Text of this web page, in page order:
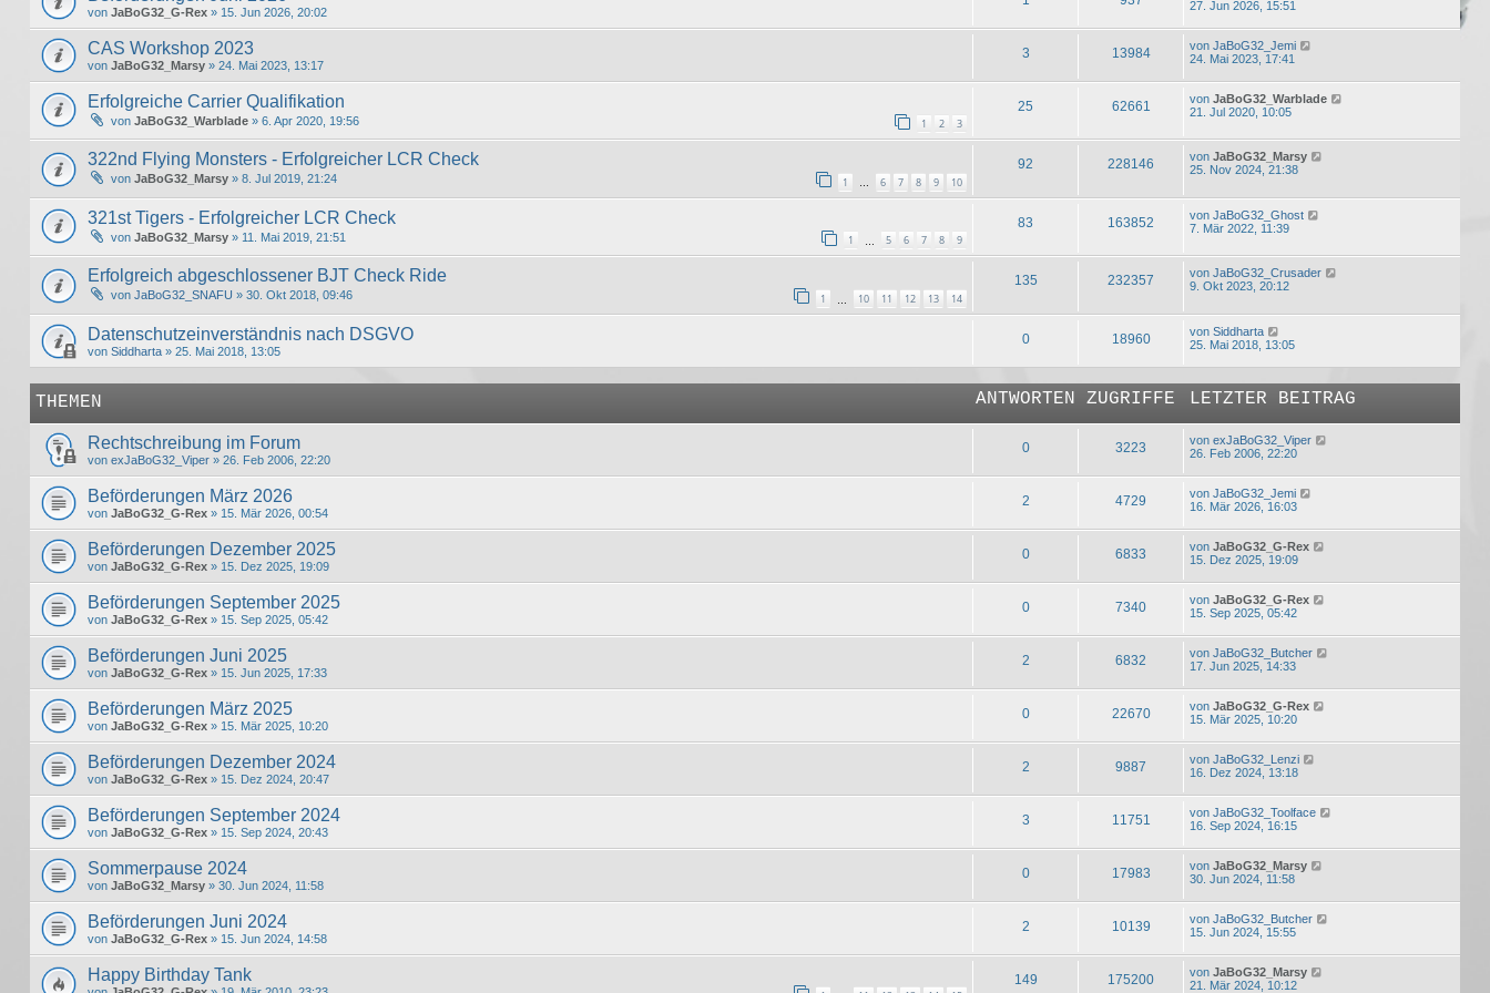
von JaBoG32_G-Rex » 15. Jun 2026, 20:02
27. Jun 2026, 15:51
CAS Workshop 2023
von JaBoG32_Marsy » 24. Mai 2023, 13:17
3 13984 von JaBoG32_Jemi
24. Mai 2023, 17:41
Erfolgreiche Carrier Qualifikation
von JaBoG32_Warblade » 6. Apr 2020, 19:56 1 2 3
25 62661 von JaBoG32_Warblade
21. Jul 2020, 10:05
322nd Flying Monsters - Erfolgreicher LCR Check
von JaBoG32_Marsy » 8. Jul 2019, 21:24 1 … 6 7 8 9 10
92 228146 von JaBoG32_Marsy
25. Nov 2024, 21:38
321st Tigers - Erfolgreicher LCR Check
von JaBoG32_Marsy » 11. Mai 2019, 21:51 1 5 6 7 8 9
83 163852 von JaBoG32_Ghost
7. Mär 2022, 11:39
Erfolgreich abgeschlossener BJT Check Ride
von JaBoG32_SNAFU » 30. Okt 2018, 09:46 1 10 11 12 13 14
135 232357 von JaBoG32_Crusader
9. Okt 2023, 20:12
Datenschutzeinverständnis nach DSGVO
von Siddharta » 25. Mai 2018, 13:05
0 18960 von Siddharta
25. Mai 2018, 13:05
THEMEN ANTWORTEN ZUGRIFFE LETZTER BEITRAG
Rechtschreibung im Forum
von exJaBoG32_Viper » 26. Feb 2006, 22:20
0 3223 von exJaBoG32_Viper
26. Feb 2006, 22:20
Beförderungen März 2026
von JaBoG32_G-Rex » 15. Mär 2026, 00:54
2 4729 von JaBoG32_Jemi
16. Mär 2026, 16:03
Beförderungen Dezember 2025
von JaBoG32_G-Rex » 15. Dez 2025, 19:09
0 6833 von JaBoG32_G-Rex
15. Dez 2025, 19:09
Beförderungen September 2025
von JaBoG32_G-Rex » 15. Sep 2025, 05:42
0 7340 von JaBoG32_G-Rex
15. Sep 2025, 05:42
Beförderungen Juni 2025
von JaBoG32_G-Rex » 15. Jun 2025, 17:33
2 6832 von JaBoG32_Butcher
17. Jun 2025, 14:33
Beförderungen März 2025
von JaBoG32_G-Rex » 15. Mär 2025, 10:20
0 22670 von JaBoG32_G-Rex
15. Mär 2025, 10:20
Beförderungen Dezember 2024
von JaBoG32_G-Rex » 15. Dez 2024, 20:47
2 9887 von JaBoG32_Lenzi
16. Dez 2024, 13:18
Beförderungen September 2024
von JaBoG32_G-Rex » 15. Sep 2024, 20:43
3 11751 von JaBoG32_Toolface
16. Sep 2024, 16:15
Sommerpause 2024
von JaBoG32_Marsy » 30. Jun 2024, 11:58
0 17983 von JaBoG32_Marsy
30. Jun 2024, 11:58
Beförderungen Juni 2024
von JaBoG32_G-Rex » 15. Jun 2024, 14:58
2 10139 von JaBoG32_Butcher
15. Jun 2024, 15:55
Happy Birthday Tank 149 175200 von JaBoG32_Marsy
21. Mär 2024, 10:12